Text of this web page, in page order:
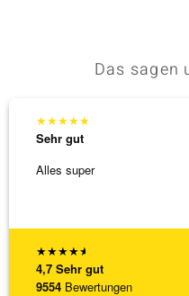
Das sagen
★★★★★
4,7 Sehr gut
9554 Bewertungen
★★★★★
Sehr gut
Alles super